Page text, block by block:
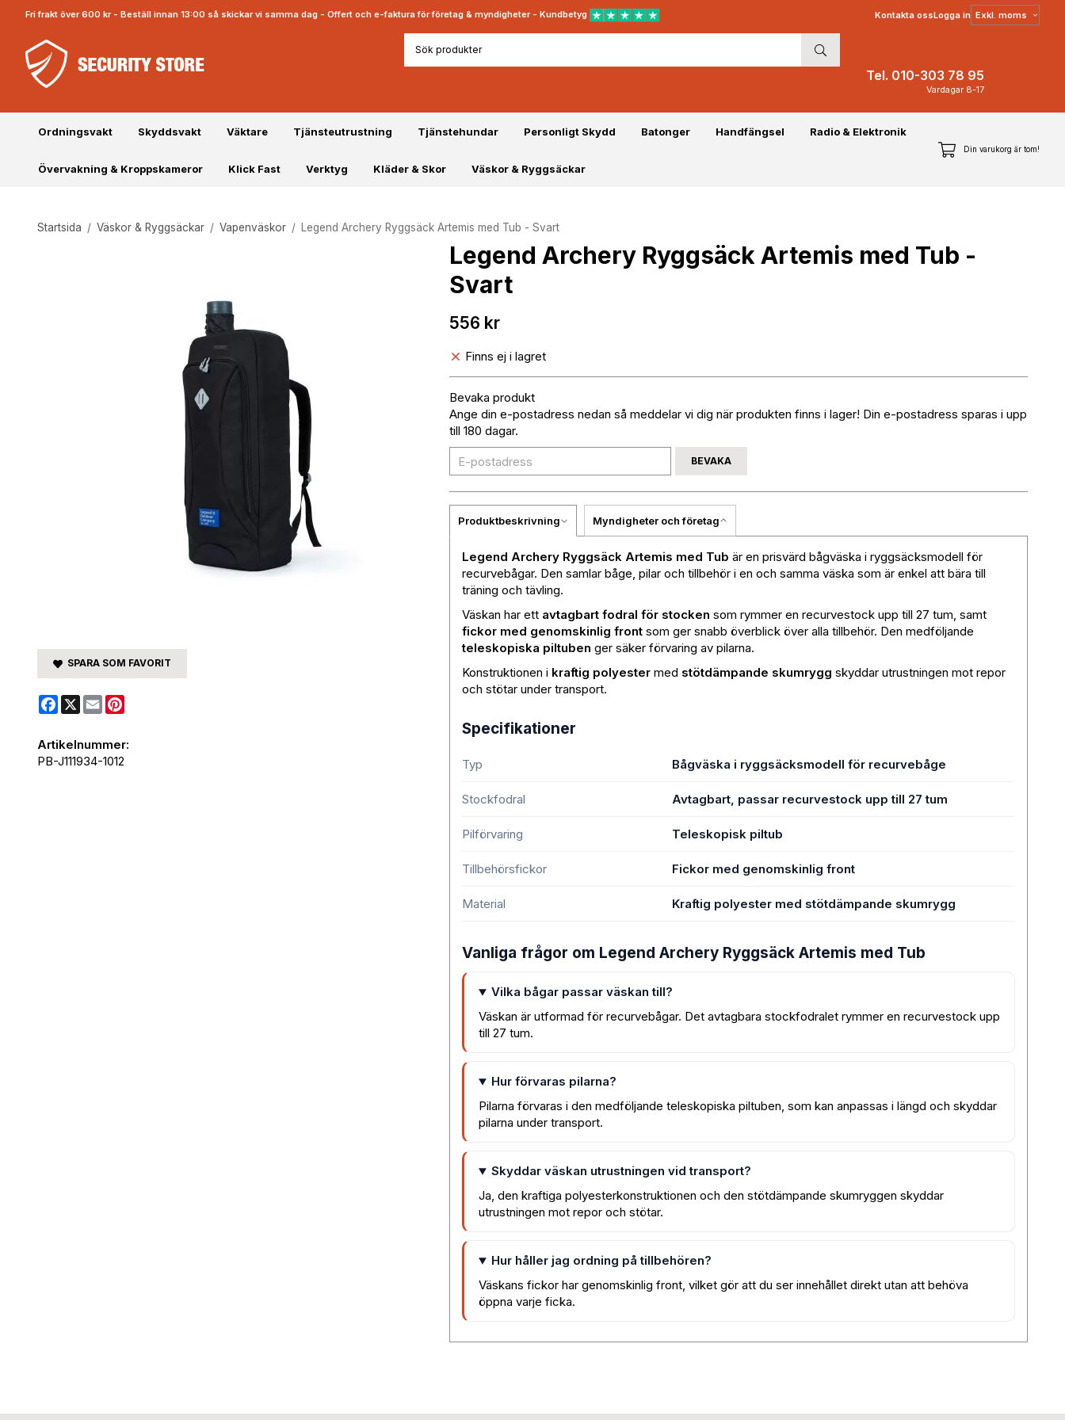
Fri frakt över 600 kr - Beställ innan 13:00 så skickar vi samma dag - Offert och e-faktura för företag & myndigheter - Kundbetyg Kontakta ossLogga in Välj
moms
Tel. 010-303 78 95
Vardagar 8-17
Ordningsvakt Skyddsvakt Väktare Tjänsteutrustning Tjänstehundar Personligt Skydd Batonger Handfängsel Radio & Elektronik
Övervakning & Kroppskameror Klick Fast Verktyg Kläder & Skor Väskor & Ryggsäckar
Din varukorg är tom!
Startsida / Väskor & Ryggsäckar / Vapenväskor / Legend Archery Ryggsäck Artemis med Tub - Svart
Legend Archery Ryggsäck Artemis med Tub -
Svart
556 kr
Finns ej i lagret
Bevaka produkt
Ange din e-postadress nedan så meddelar vi dig när produkten finns i lager! Din e-postadress sparas i upp
till 180 dagar.
BEVAKA
Produktbeskrivning Myndigheter och företag
Legend Archery Ryggsäck Artemis med Tub är en prisvärd bågväska i ryggsäcksmodell för
recurvebågar. Den samlar båge, pilar och tillbehör i en och samma väska som är enkel att bära till
träning och tävling.
Väskan har ett avtagbart fodral för stocken som rymmer en recurvestock upp till 27 tum, samt
fickor med genomskinlig front som ger snabb överblick över alla tillbehör. Den medföljande
teleskopiska piltuben ger säker förvaring av pilarna.
Konstruktionen i kraftig polyester med stötdämpande skumrygg skyddar utrustningen mot repor
och stötar under transport.
Specifikationer
Typ Bågväska i ryggsäcksmodell för recurvebåge
Stockfodral Avtagbart, passar recurvestock upp till 27 tum
Pilförvaring Teleskopisk piltub
Tillbehörsfickor Fickor med genomskinlig front
Material Kraftig polyester med stötdämpande skumrygg
Vanliga frågor om Legend Archery Ryggsäck Artemis med Tub
Vilka bågar passar väskan till?
Väskan är utformad för recurvebågar. Det avtagbara stockfodralet rymmer en recurvestock upp
till 27 tum.
Hur förvaras pilarna?
Pilarna förvaras i den medföljande teleskopiska piltuben, som kan anpassas i längd och skyddar
pilarna under transport.
Skyddar väskan utrustningen vid transport?
Ja, den kraftiga polyesterkonstruktionen och den stötdämpande skumryggen skyddar
utrustningen mot repor och stötar.
Hur håller jag ordning på tillbehören?
Väskans fickor har genomskinlig front, vilket gör att du ser innehållet direkt utan att behöva
öppna varje ficka.
SPARA SOM FAVORIT
Facebook
X Email
Artikelnummer:
PB-J111934-1012